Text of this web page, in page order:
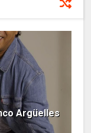
Argüelles